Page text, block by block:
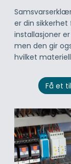
er din
installasjoner
men den gir
hvilket
Få et